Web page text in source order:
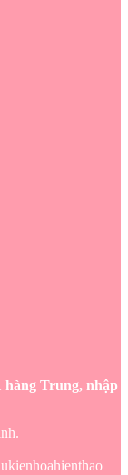
hàng Trung, nhập